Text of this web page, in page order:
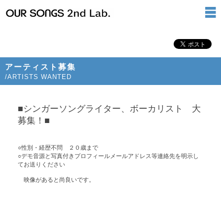
アーティスト募集
/ARTISTS WANTED
■シンガーソングライター、ボーカリスト 大
募集！■
○性別・経歴不問 ２０歳まで
○デモ音源と写真付きプロフィールメールアドレス等連絡先を明示し
てお送りください
映像があると尚良いです。